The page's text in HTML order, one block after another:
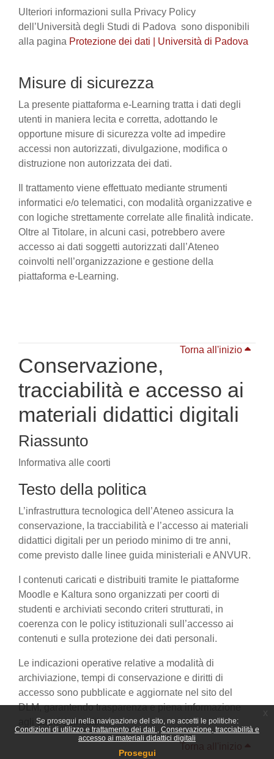
Se prosegui nella navigazione del sito, ne accetti le politiche:
Condizioni di utilizzo e trattamento dei dati
Conservazione, tracciabilità e
accesso ai materiali didattici digitali
Prosegui
Ulteriori informazioni sulla Privacy Policy
dell’Università degli Studi di Padova sono disponibili
alla pagina Protezione dei dati | Università di Padova
Misure di sicurezza
La presente piattaforma e-Learning tratta i dati degli
utenti in maniera lecita e corretta, adottando le
opportune misure di sicurezza volte ad impedire
accessi non autorizzati, divulgazione, modifica o
distruzione non autorizzata dei dati.
Il trattamento viene effettuato mediante strumenti
informatici e/o telematici, con modalità organizzative e
con logiche strettamente correlate alle finalità indicate.
Oltre al Titolare, in alcuni casi, potrebbero avere
accesso ai dati soggetti autorizzati dall’Ateneo
coinvolti nell’organizzazione e gestione della
piattaforma e-Learning.
Torna all'inizio
Conservazione,
tracciabilità e accesso ai
materiali didattici digitali
Riassunto
Informativa alle coorti
Testo della politica
L’infrastruttura tecnologica dell’Ateneo assicura la
conservazione, la tracciabilità e l’accesso ai materiali
didattici digitali per un periodo minimo di tre anni,
come previsto dalle linee guida ministeriali e ANVUR.
I contenuti caricati e distribuiti tramite le piattaforme
Moodle e Kaltura sono organizzati per coorti di
studenti e archiviati secondo criteri strutturati, in
coerenza con le policy istituzionali sull’accesso ai
contenuti e sulla protezione dei dati personali.
Le indicazioni operative relative a modalità di
archiviazione, tempi di conservazione e diritti di
accesso sono pubblicate e aggiornate nel sito del
DLM, garantendo trasparenza e piena informazione
agli utenti coinvolti.